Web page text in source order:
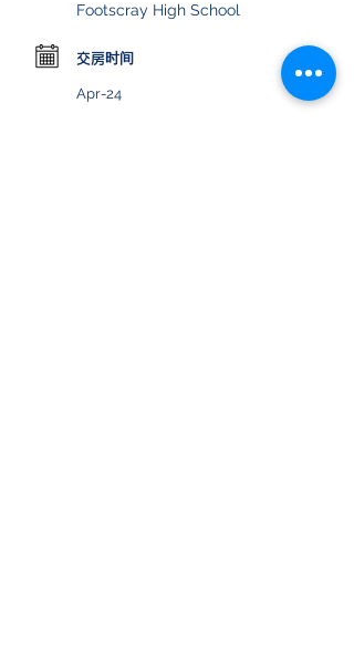
Footscray High School
交房时间
Apr-24